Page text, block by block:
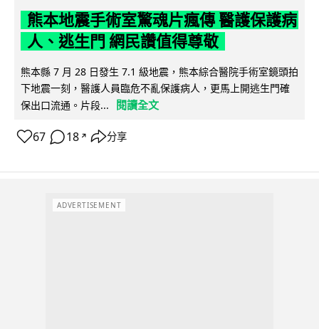
熊本地震手術室驚魂片瘋傳 醫護保護病
人、逃生門 網民讚值得尊敬
熊本縣 7 月 28 日發生 7.1 級地震，熊本綜合醫院手術室鏡頭拍
下地震一刻，醫護人員臨危不亂保護病人，更馬上開逃生門確
保出口流通。片段...
閱讀全文
67 18 ↗ 分享
ADVERTISEMENT